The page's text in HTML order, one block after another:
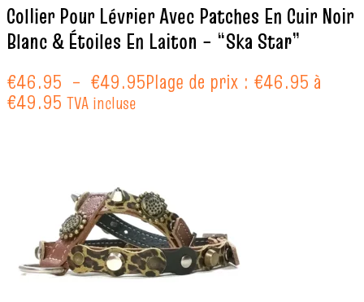
Collier Pour Lévrier Avec Patches En Cuir Noir
Blanc & Étoiles En Laiton – “Ska Star”
€46.95 – €49.95Plage de prix : €46.95 à
€49.95 TVA incluse